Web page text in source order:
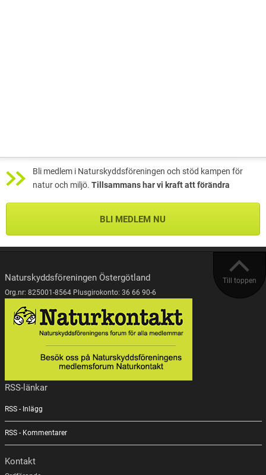
Bli medlem i Naturskyddsföreningen och stöd kampen för
natur och miljö. Tillsammans har vi kraft att förändra
BLI MEDLEM NU
Till toppen
Naturskyddsföreningen Östergötland
Org.nr: 825001-8564 Plusgirokonto: 36 66 90-6
RSS-länkar
RSS - Inlägg
RSS - Kommentarer
Kontakt